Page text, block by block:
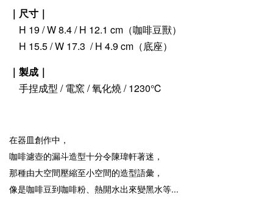
｜尺寸｜
H 19 / W 8.4 / H 12.1 cm（咖啡豆獸）
H 15.5 / W 17.3  / H 4.9 cm（底座）
｜製成｜
手捏成型 / 電窯 / 氧化燒 / 1230℃
在器皿創作中，
咖啡濾壺的漏斗造型十分令陳瑋軒著迷，
那種由大空間壓縮至小空間的造型語彙，
像是咖啡豆到咖啡粉、熱開水出來變黑水等...